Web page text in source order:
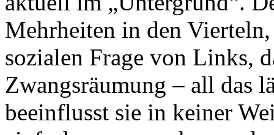
Mehrheiten in den
sozialen Frage von Links,
Zwangsräumung – all das
beeinflusst sie in keiner